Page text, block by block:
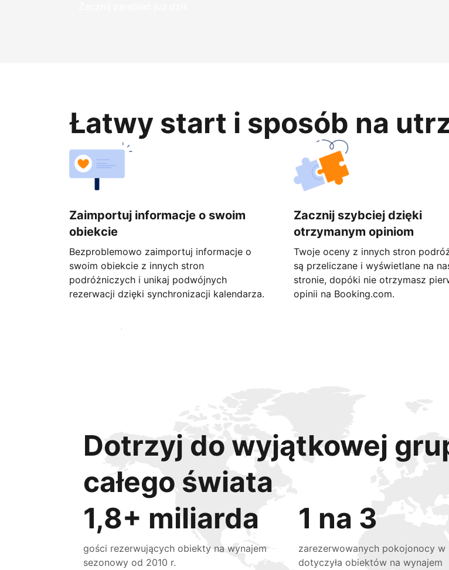
Zacznij zarabiać już dziś
Łatwy start i sposób na
Zaimportuj informacje o swoim
obiekcie
Bezproblemowo zaimportuj informacje o
swoim obiekcie z innych stron
podróżniczych i unikaj podwójnych
rezerwacji dzięki synchronizacji kalendarza.
Zacznij szybciej dzięki
otrzymanym opiniom
Twoje oceny z innych stron
są przeliczane i wyświetlane na
stronie, dopóki nie otrzymasz
opinii na Booking.com.
Rozpocznij już dziś
Dotrzyj do wyjątkowej
całego świata
1,8+ miliarda
gości rezerwujących obiekty na wynajem
sezonowy od 2010 r.
1 na 3
zarezerwowanych pokojonocy w
dotyczyła obiektów na wynajem